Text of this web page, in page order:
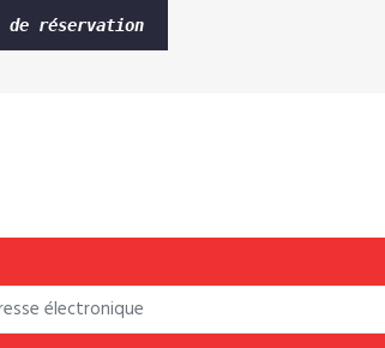
de réservation